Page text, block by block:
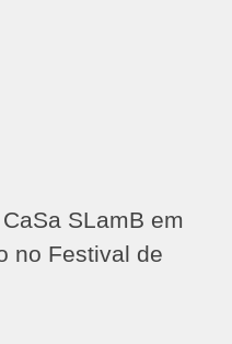
SLamB em
no Festival de